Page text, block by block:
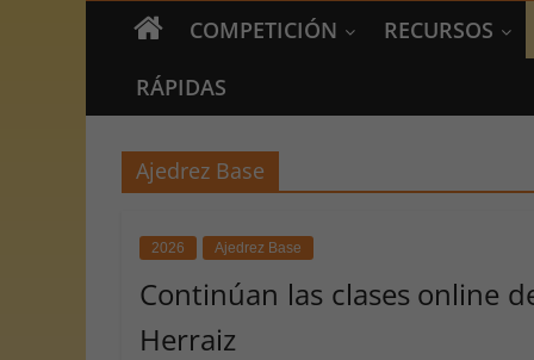
COMPETICIÓN RECURSOS
RÁPIDAS
Ajedrez Base
2026 Ajedrez Base
Continúan las clases online
Herraiz